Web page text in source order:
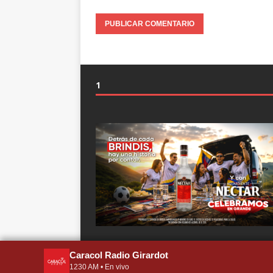
1
Caracol Radio Girardot
1230 AM • En vivo
Copyright © 2026 | Plantilla WordPress por